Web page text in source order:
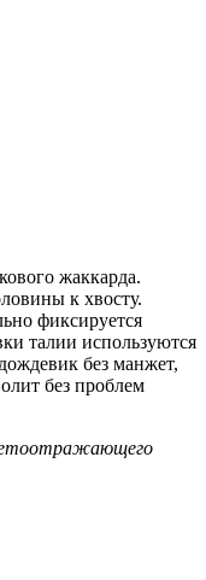
жаккарда.
к хвосту.
фиксируется
талии используются
без манжет,
без проблем